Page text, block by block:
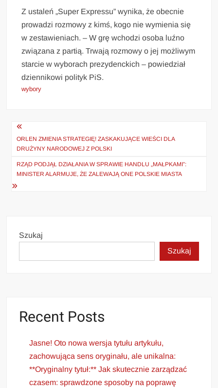
Z ustaleń „Super Expressu” wynika, że obecnie
prowadzi rozmowy z kimś, kogo nie wymienia się
w zestawieniach. – W grę wchodzi osoba luźno
związana z partią. Trwają rozmowy o jej możliwym
starcie w wyborach prezydenckich – powiedział
dziennikowi polityk PiS.
wybory
Nawigacja
wpisu
ORLEN ZMIENIA STRATEGIĘ! ZASKAKUJĄCE WIEŚCI DLA
DRUŻYNY NARODOWEJ Z POLSKI
RZĄD PODJĄŁ DZIAŁANIA W SPRAWIE HANDLU „MAŁPKAMI”:
MINISTER ALARMUJE, ŻE ZALEWAJĄ ONE POLSKIE MIASTA
Szukaj
Szukaj
Recent Posts
Jasne! Oto nowa wersja tytułu artykułu,
zachowująca sens oryginału, ale unikalna:
**Oryginalny tytuł:** Jak skutecznie zarządzać
czasem: sprawdzone sposoby na poprawę